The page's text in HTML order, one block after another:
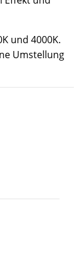
und 4000K.
Umstellung